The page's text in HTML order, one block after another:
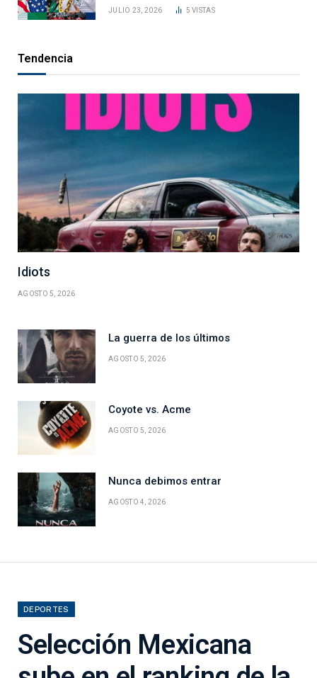
JULIO 23, 2026 5VISTAS
Tendencia
Idiots
AGOSTO 5, 2026
La guerra de los últimos
AGOSTO 5, 2026
Coyote vs. Acme
AGOSTO 5, 2026
Nunca debimos entrar
AGOSTO 4, 2026
DEPORTES
Selección Mexicana